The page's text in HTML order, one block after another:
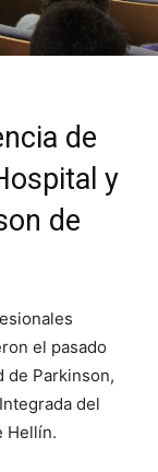
de
y
de
el pasado
de Parkinson,
del
Hellín.